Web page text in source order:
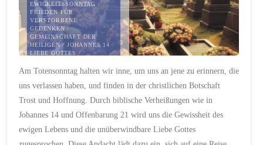
EWIGKEITSSONNTAG /
FRIEDEN FÜR
VERSTORBENE /
GEDENKEN /
GEMEINSCHAFT DER
HEILIGEN/ JOHANNES 14 /
LIEBE GOTTES /
PREDIGER 3/PSALM 124/
TOTENSONNTAG
/TROST IN TRAUER/
DEN TOD HINAUS/
VERSTORBENE
26. NOVEMBER 2023
Am Totensonntag halten wir inne, um uns an jene zu erinnern, die
uns verlassen haben, und finden in der christlichen Botschaft
Trost und Hoffnung. Durch biblische Verheißungen wie in
Johannes 14 und Offenbarung 21 wird uns die Gewissheit des
ewigen Lebens und die unüberwindbare Liebe Gottes